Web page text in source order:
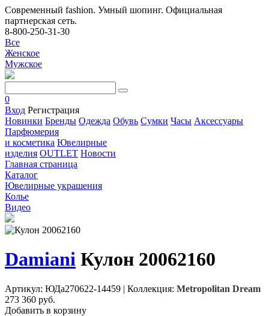
Современный fashion. Умный шопинг. Официальная
партнерская сеть.
8-800-250-31-30
Все
Женское
Мужское
0
Вход Регистрация
Новинки Бренды Одежда Обувь Сумки Часы Аксессуары
Парфюмерия
и косметика Ювелирные
изделия OUTLET Новости
Главная страница
Каталог
Ювелирные украшения
Колье
Видео
Damiani Кулон 20062160
Артикул: ЮДа270622-14459 | Коллекция: Metropolitan Dream
273 360 руб.
Добавить в корзину